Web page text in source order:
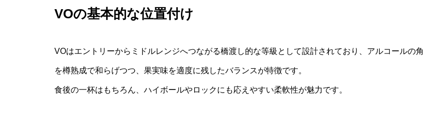
VOの基本的な位置付け
VOはエントリーからミドルレンジへつながる橋渡し的な等級として設計されており、アルコールの角
を樽熟成で和らげつつ、果実味を適度に残したバランスが特徴です。
食後の一杯はもちろん、ハイボールやロックにも応えやすい柔軟性が魅力です。